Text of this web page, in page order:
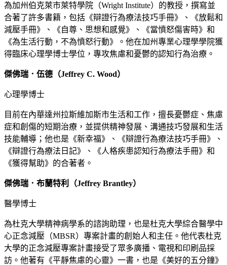
為加州伯克萊市萊特學院（Wright Institute）的教授，撰寫並
合著了許多書籍，包括《辯證行為療法技巧手冊》、《放鬆和
減壓手冊》、《自尊、思想和感覺》、《當憤怒傷害時》和
《為生活行動，不為憤怒行動》。他在加州專業心理學學院獲
得臨床心理學博士學位，專攻焦慮和憂鬱的認知行為治療。
傑佛瑞．伍德（Jeffrey C. Wood）
心理學博士
目前在內華達州拉斯維加斯市生活和工作，擅長憂鬱症、焦慮
症和創傷的短期治療，並提供精神發展、溝通技巧發展和生活
技能輔導；他也是《新幸福》、《辯證行為療法技巧手冊》、
《辯證行為療法日記》、《人格疾患認知行為療法手冊》和
《獲得幫助》的合著者。
傑佛瑞．布蘭特利（Jeffrey Brantley）
醫學博士
為杜克大學精神病學系的諮詢助理，也是杜克大學綜合醫學中
心正念減壓（MBSR）專案計畫的創始人和主任。他代表杜克
大學的正念減壓專案計畫接受了眾多廣播、電視和印刷品採
訪。他著有《平靜焦慮的心靈》一書，也是《美好的五分鐘》